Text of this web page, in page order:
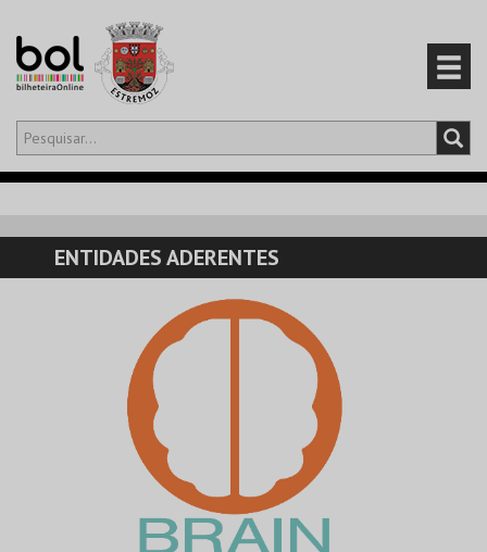
Olá,iniciar sessão
CARRINHO
EVENTOS
ENTIDADES ADERENTES